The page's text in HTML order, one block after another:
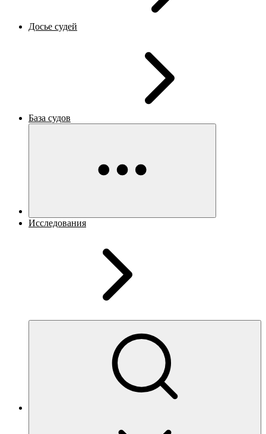
Досье судей
База судов
Исследования